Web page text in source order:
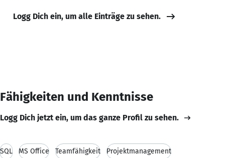
Logg Dich ein, um alle Einträge zu sehen.
Fähigkeiten und Kenntnisse
Logg Dich jetzt ein, um das ganze Profil zu sehen.
SQL MS Office Teamfähigkeit Projektmanagement